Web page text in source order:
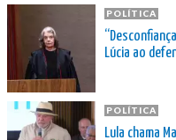
POLÍTICA
Lúcia ao
POLÍTICA
Lula chama